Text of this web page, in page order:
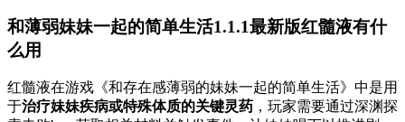
和薄弱妹妹一起的简单生活1.1.1最新版红髓液有什
么用
红髓液在游戏《和存在感薄弱的妹妹一起的简单生活》中‌是用
于治疗妹妹疾病或特殊体质的关键灵药‌ ，玩家需要通过深渊探